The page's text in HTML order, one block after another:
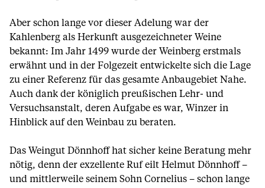
Aber schon lange vor dieser Adelung war der
Kahlenberg als Herkunft ausgezeichneter Weine
bekannt: Im Jahr 1499 wurde der Weinberg erstmals
erwähnt und in der Folgezeit entwickelte sich die Lage
zu einer Referenz für das gesamte Anbaugebiet Nahe.
Auch dank der königlich preußischen Lehr- und
Versuchsanstalt, deren Aufgabe es war, Winzer in
Hinblick auf den Weinbau zu beraten.
Das Weingut Dönnhoff hat sicher keine Beratung mehr
nötig, denn der exzellente Ruf eilt Helmut Dönnhoff –
und mittlerweile seinem Sohn Cornelius – schon lange